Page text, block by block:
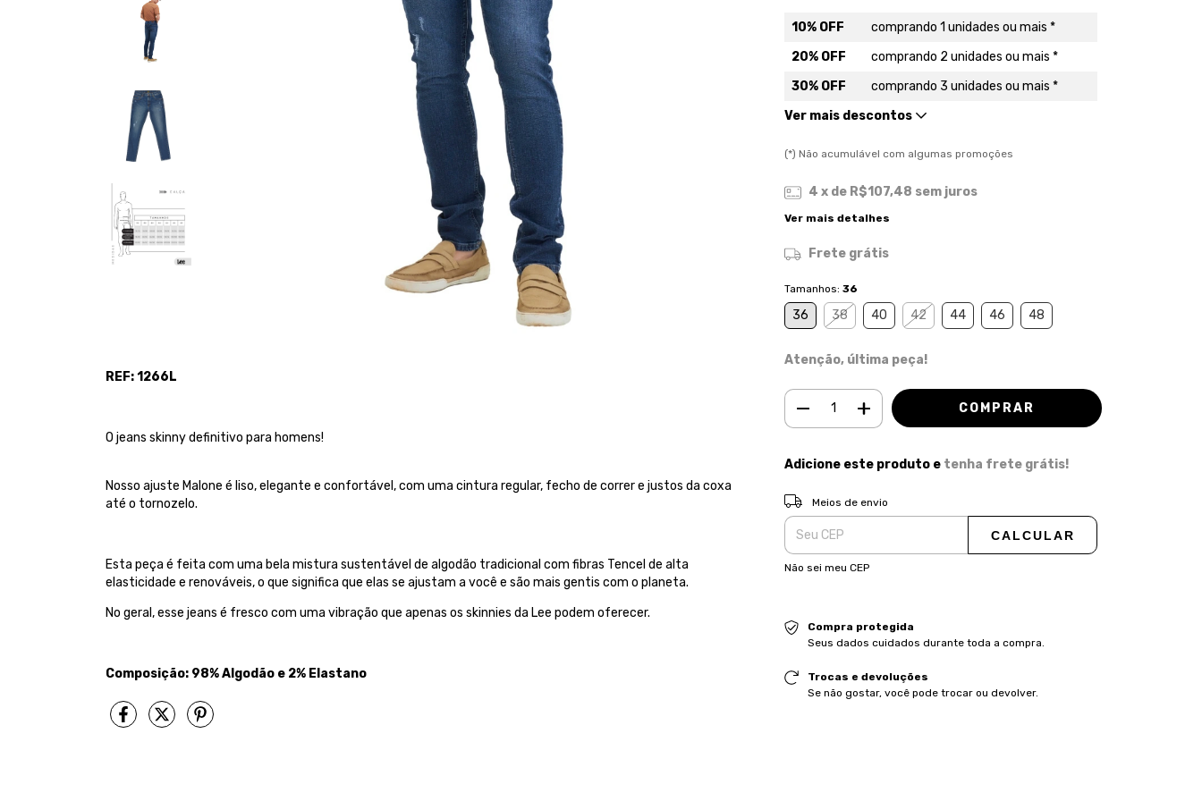
REF: 1266L
O jeans skinny definitivo para homens!
Nosso ajuste Malone é liso, elegante e confortável, com uma cintura regular, fecho de correr e justos da coxa
até o tornozelo.
Esta peça é feita com uma bela mistura sustentável de algodão tradicional com fibras Tencel de alta
elasticidade e renováveis, o que significa que elas se ajustam a você e são mais gentis com o planeta.
No geral, esse jeans é fresco com uma vibração que apenas os skinnies da Lee podem oferecer.
Composição: 98% Algodão e 2% Elastano
10% OFF
comprando 1 unidades ou mais *
20% OFF
comprando 2 unidades ou mais *
30% OFF
comprando 3 unidades ou mais *
Ver mais descontos
(*) Não acumulável com algumas promoções
4 x de R$107,48 sem juros
Ver mais detalhes
Frete grátis
Tamanhos: 36
36 38 40 42 44 46 48
Atenção, última peça!
Adicione este produto e tenha frete grátis!
Entregas para o CEP:
Meios de envio
CALCULAR
Não sei meu CEP
Compra protegida
Seus dados cuidados durante toda a compra.
Trocas e devoluções
Se não gostar, você pode trocar ou devolver.